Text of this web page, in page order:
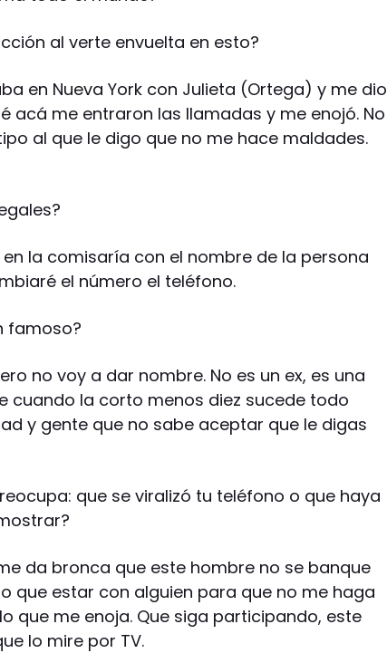
al verte envuelta en esto?
en Nueva York con Julieta (Ortega) y me dio
acá me entraron las llamadas y me enojó. No
al que le digo que no me hace maldades.
la comisaría con el nombre de la persona
el número el teléfono.
famoso?
no voy a dar nombre. No es un ex, es una
cuando la corto menos diez sucede todo
y gente que no sabe aceptar que le digas
que se viralizó tu teléfono o que haya
da bronca que este hombre no se banque
que estar con alguien para que no me haga
que me enoja. Que siga participando, este
lo mire por TV.